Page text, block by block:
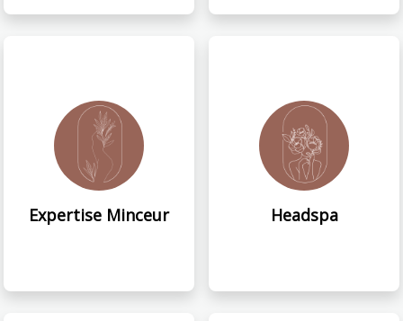
Expertise Minceur Headspa